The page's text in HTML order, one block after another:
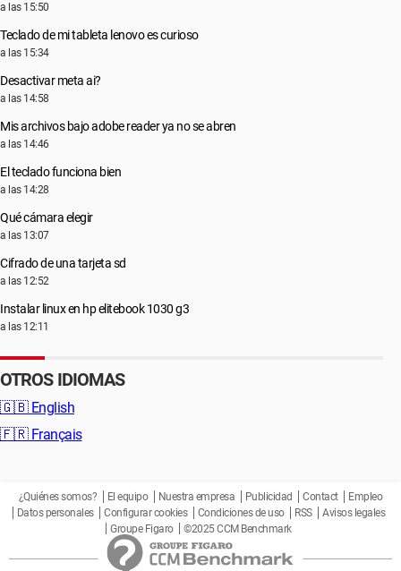
a las 15:50
Teclado de mi tableta lenovo es curioso
a las 15:34
Desactivar meta ai?
a las 14:58
Mis archivos bajo adobe reader ya no se abren
a las 14:46
El teclado funciona bien
a las 14:28
Qué cámara elegir
a las 13:07
Cifrado de una tarjeta sd
a las 12:52
Instalar linux en hp elitebook 1030 g3
a las 12:11
OTROS IDIOMAS
🇬🇧 English
🇫🇷 Français
¿Quiénes somos? El equipo Nuestra empresa Publicidad Contact
Empleo
Datos personales
Configurar cookies Condiciones de uso RSS
Avisos legales
Groupe Figaro
©2025 CCM Benchmark